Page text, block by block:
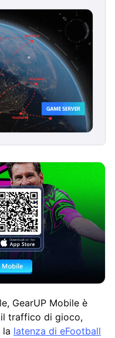
GearUP Mobile è
traffico di gioco,
la latenza di eFootball